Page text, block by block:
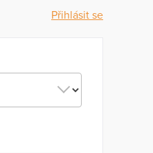
Přihlásit se